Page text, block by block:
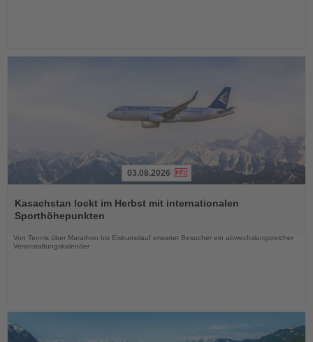
Sie
die
Nachrichten
03.08.2026
Kasachstan lockt im Herbst mit internationalen
Sporthöhepunkten
Von Tennis über Marathon bis Eiskunstlauf erwartet Besucher ein abwechslungsreicher
Veranstaltungskalender